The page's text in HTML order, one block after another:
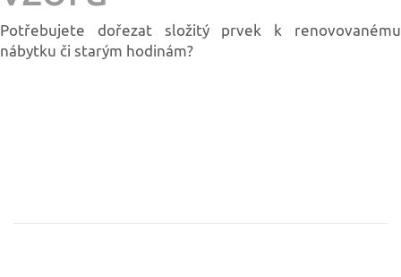
Potřebujete dořezat složitý prvek k renovovanému
nábytku či starým hodinám?